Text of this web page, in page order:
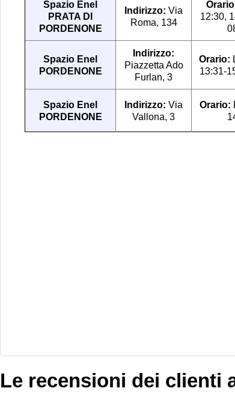
Spazio Enel
PRATA DI
PORDENONE
Indirizzo: Via
Roma, 134
12:30,
Spazio Enel
PORDENONE
Indirizzo:
Piazzetta Ado
Furlan, 3
Orario:
13:31-
Spazio Enel
PORDENONE
Indirizzo: Via
Vallona, 3
Orario:
Le recensioni dei clienti